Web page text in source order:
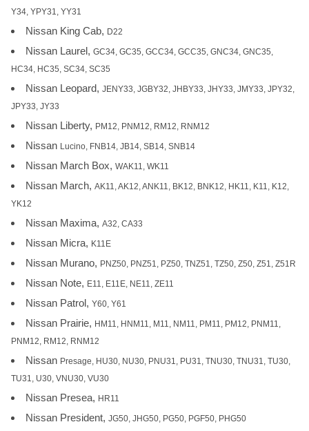
Y34, YPY31, YY31
Nissan King Cab, D22
Nissan Laurel, GC34, GC35, GCC34, GCC35, GNC34, GNC35,
HC34, HC35, SC34, SC35
Nissan Leopard, JENY33, JGBY32, JHBY33, JHY33, JMY33, JPY32,
JPY33, JY33
Nissan Liberty, PM12, PNM12, RM12, RNM12
Nissan Lucino, FNB14, JB14, SB14, SNB14
Nissan March Box, WAK11, WK11
Nissan March, AK11, AK12, ANK11, BK12, BNK12, HK11, K11, K12,
YK12
Nissan Maxima, A32, CA33
Nissan Micra, K11E
Nissan Murano, PNZ50, PNZ51, PZ50, TNZ51, TZ50, Z50, Z51, Z51R
Nissan Note, E11, E11E, NE11, ZE11
Nissan Patrol, Y60, Y61
Nissan Prairie, HM11, HNM11, M11, NM11, PM11, PM12, PNM11,
PNM12, RM12, RNM12
Nissan Presage, HU30, NU30, PNU31, PU31, TNU30, TNU31, TU30,
TU31, U30, VNU30, VU30
Nissan Presea, HR11
Nissan President, JG50, JHG50, PG50, PGF50, PHG50